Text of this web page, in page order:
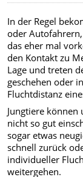
In der Regel
oder
das eher mal
den Kontakt zu
Lage und treten
geschehen oder
Fluchtdistanz
Jungtiere
nicht so gut
sogar etwas
schnell zurück
individueller
weitergehen.